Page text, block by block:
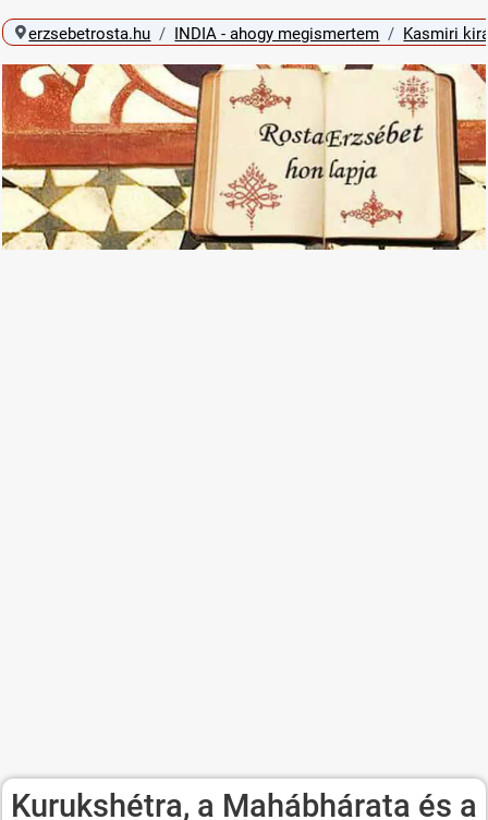
erzsebetrosta.hu INDIA - ahogy megismertem Kasmiri
Kurukshétra, a Mahábhárata és a